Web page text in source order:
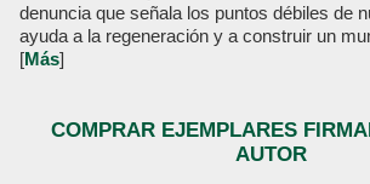
denuncia que señala los puntos débiles de
ayuda a la regeneración y a construir un
[Más]
COMPRAR EJEMPLARES
AUTOR